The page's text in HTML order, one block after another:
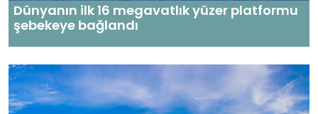
Dünyanın ilk 16 megavatlık yüzer platformu
şebekeye bağlandı